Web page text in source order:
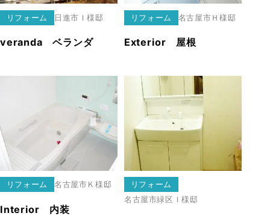
リフォーム 日進市 Ｉ様邸
veranda ベランダ
リフォーム 名古屋市Ｈ様邸
Exterior 屋根
リフォーム 名古屋市Ｋ様邸
Interior 内装
リフォーム
名古屋市緑区 Ｉ様邸